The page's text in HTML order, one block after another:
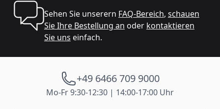
Sehen Sie unserern FAQ-Bereich, schauen
Sie Ihre Bestellung an oder kontaktieren
Sie uns einfach.
+49 6466 709 9000
Mo-Fr 9:30-12:30 | 14:00-17:00 Uhr